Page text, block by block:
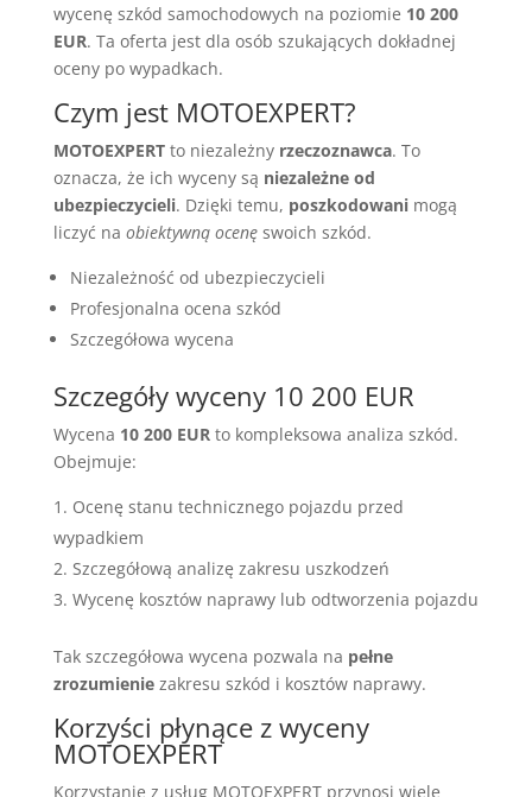
wycenę szkód samochodowych na poziomie 10 200
EUR. Ta oferta jest dla osób szukających dokładnej
oceny po wypadkach.
Czym jest MOTOEXPERT?
MOTOEXPERTto niezależny rzeczoznawca. To
oznacza, że ich wyceny są niezależne od
ubezpieczycieli. Dzięki temu, poszkodowanimogą
liczyć na obiektywną ocenęswoich szkód.
Niezależność od ubezpieczycieli
Profesjonalna ocena szkód
Szczegółowa wycena
Szczegóły wyceny 10 200 EUR
Wycena 10 200 EURto kompleksowa analiza szkód.
Obejmuje:
Ocenę stanu technicznego pojazdu przed
wypadkiem
Szczegółową analizę zakresu uszkodzeń
Wycenę kosztów naprawy lub odtworzenia pojazdu
Tak szczegółowa wycena pozwala na pełne
zrozumieniezakresu szkód i kosztów naprawy.
Korzyści płynące z wyceny
MOTOEXPERT
Korzystanie z usług MOTOEXPERT przynosi wiele